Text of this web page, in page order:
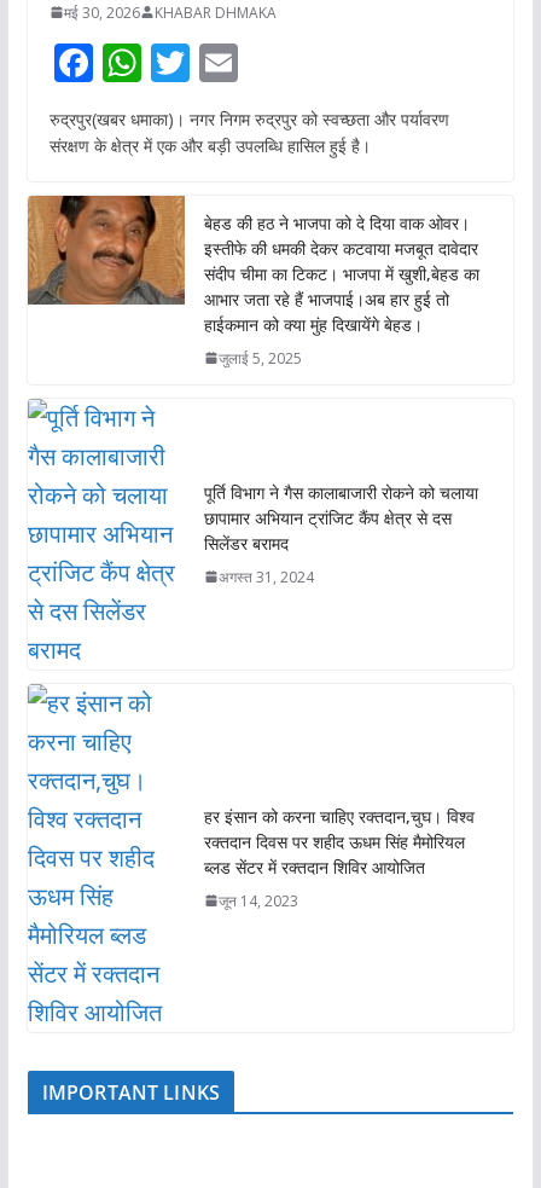
मई 30, 2026 KHABAR DHMAKA
F
ac
e
o
o
k
W
h
at
A
p
p
T
w
itt
E
m
ai
रुद्रपुर(खबर धमाका)। नगर निगम रुद्रपुर को स्वच्छता और पर्यावरण
संरक्षण के क्षेत्र में एक और बड़ी उपलब्धि हासिल हुई है।
बेहड की हठ ने भाजपा को दे दिया वाक ओवर।
इस्तीफे की धमकी देकर कटवाया मजबूत दावेदार
संदीप चीमा का टिकट। भाजपा में खुशी,बेहड का
आभार जता रहे हैं भाजपाई।अब हार हुई तो
हाईकमान को क्या मुंह दिखायेंगे बेहड।
जुलाई 5, 2025
पूर्ति विभाग ने गैस कालाबाजारी रोकने को चलाया
छापामार अभियान ट्रांजिट कैंप क्षेत्र से दस
सिलेंडर बरामद
अगस्त 31, 2024
हर इंसान को करना चाहिए रक्तदान,चुघ। विश्व
रक्तदान दिवस पर शहीद ऊधम सिंह मैमोरियल
ब्लड सेंटर में रक्तदान शिविर आयोजित
जून 14, 2023
IMPORTANT LINKS